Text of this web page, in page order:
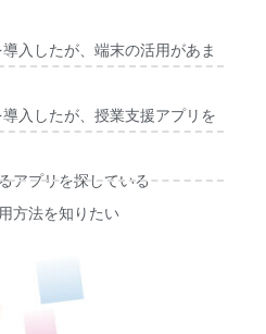
入したが、端末の活用があま
入したが、授業支援アプリを
アプリを探している
方法を知りたい